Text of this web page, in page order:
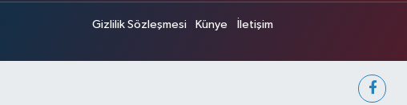
Gizlilik Sözleşmesi Künye İletişim